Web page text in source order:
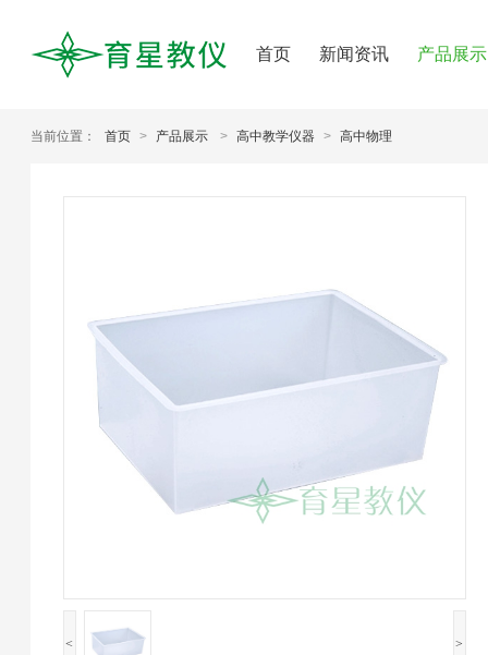
首页 新闻资讯 产品展示
当前位置： 首页 > 产品展示 > 高中教学仪器 > 高中物理
< >